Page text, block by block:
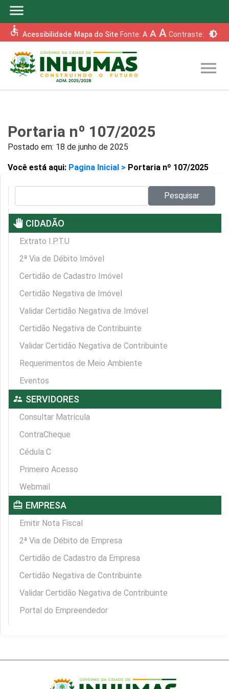
menu
accessible Acessibilidade Mapa do Site Fonte: A A A Contraste: brightness_6
menu
Portaria nº 107/2025
Postado em: 18 de junho de 2025
Você está aqui: Pagina Inicial > Portaria nº 107/2025
Pesquisar
pan_tool CIDADÃO
Extrato I.P.T.U
2ª Via de Débito Imóvel
Certidão de Cadastro Imóvel
Certidão Negativa de Imóvel
Validar Certidão Negativa de Imóvel
Certidão Negativa de Contribuinte
Validar Certidão Negativa de Contribuinte
Requerimentos de Meio Ambiente
Eventos
supervisor_account SERVIDORES
Consultar Matrícula
ContraCheque
Cédula C
Primeiro Acesso
Webmail
card_travel EMPRESA
Emitir Nota Fiscal
2ª Via de Débito de Empresa
Certidão de Cadastro da Empresa
Certidão Negativa de Contribuinte
Validar Certidão Negativa de Contribuinte
Portal do Empreendedor